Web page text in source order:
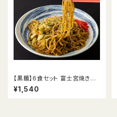
【黒麺】6食セット 富士宮焼きそ
ば
¥1,540